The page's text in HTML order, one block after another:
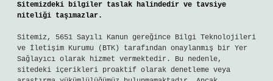
Sitemizdeki bilgiler taslak halindedir ve tavsiye
niteliği taşımazlar.
Sitemiz, 5651 Sayılı Kanun gereğince Bilgi Teknolojileri
ve İletişim Kurumu (BTK) tarafından onaylanmış bir Yer
Sağlayıcı olarak hizmet vermektedir. Bu nedenle,
sitedeki içerikleri proaktif olarak denetleme veya